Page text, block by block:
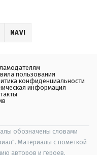
NAVI
пользования
конфиденциальности
информация
обозначены словами
Материалы с пометкой
авторов и героев.